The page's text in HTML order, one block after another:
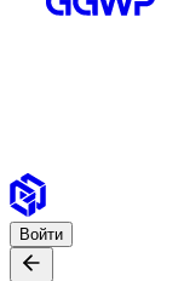
Войти